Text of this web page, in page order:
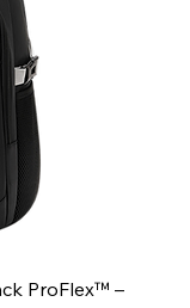
ProFlex™ –